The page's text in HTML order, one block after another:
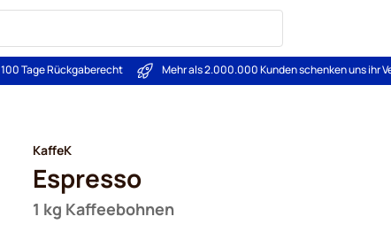
100 Tage Rückgaberecht Mehr als 2.000.000 Kunden schenken uns ihr
KaffeK
Espresso
1 kg Kaffeebohnen